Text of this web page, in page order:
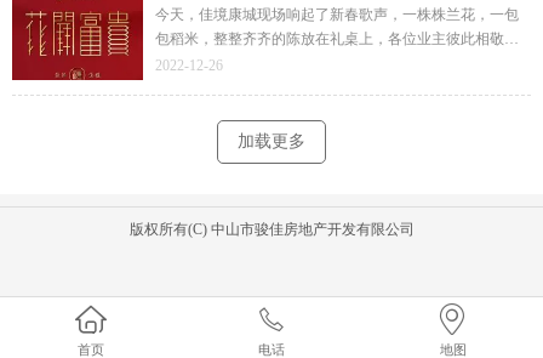
今天，佳境康城现场响起了新春歌声，一株株兰花，一包
包稻米，整整齐齐的陈放在礼桌上，各位业主彼此相敬如
宾，排队而行，领取佳境康城送上的新春祝福。物料是房
2022-12-26
加载更多
版权所有(C) 中山市骏佳房地产开发有限公司
首页 电话 地图